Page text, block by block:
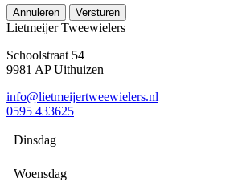
Annuleren Versturen
Lietmeijer Tweewielers
Schoolstraat 54
9981 AP Uithuizen
info@lietmeijertweewielers.nl
0595 433625
Dinsdag
Woensdag